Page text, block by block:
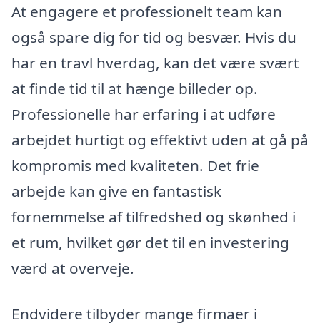
At engagere et professionelt team kan
også spare dig for tid og besvær. Hvis du
har en travl hverdag, kan det være svært
at finde tid til at hænge billeder op.
Professionelle har erfaring i at udføre
arbejdet hurtigt og effektivt uden at gå på
kompromis med kvaliteten. Det frie
arbejde kan give en fantastisk
fornemmelse af tilfredshed og skønhed i
et rum, hvilket gør det til en investering
værd at overveje.
Endvidere tilbyder mange firmaer i